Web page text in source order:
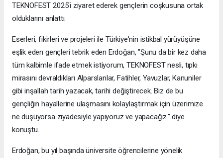
TEKNOFEST 2025'i ziyaret ederek gençlerin coşkusuna ortak
olduklarını anlattı.
Eserleri, fikirleri ve projeleri ile Türkiye'nin istikbal yürüyüşüne
eşlik eden gençleri tebrik eden Erdoğan, "Şunu da bir kez daha
tüm kalbimle ifade etmek istiyorum, TEKNOFEST nesli, tıpkı
mirasını devraldıkları Alparslanlar, Fatihler, Yavuzlar, Kanuniler
gibi inşallah tarih yazacak, tarihi değiştirecek. Biz de bu
gençliğin hayallerine ulaşmasını kolaylaştırmak için üzerimize
ne düşüyorsa ziyadesiyle yapıyoruz ve yapacağız." diye
konuştu.
Erdoğan, bu yıl başında üniversite öğrencilerine yönelik